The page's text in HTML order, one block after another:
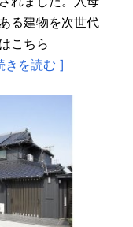
る建物を次世代
こちら
きを読む ]